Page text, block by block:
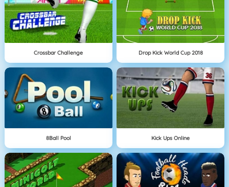
Crossbar Challenge Drop Kick World Cup 2018
8Ball Pool Kick Ups Online